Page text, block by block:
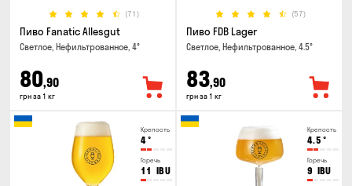
(71)
Пиво Fanatic Allesgut
Светлое, Нефильтрованное, 4°
80,90
грн за 1 кг
(57)
Пиво FDB Lager
Светлое, Нефильтрованное, 4.5°
83,90
грн за 1 кг
Крепость
4°
Горечь
11 IBU
Крепость
4.5 °
Горечь
9 IBU